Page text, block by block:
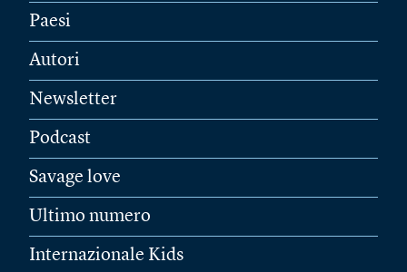
Paesi
Autori
Newsletter
Podcast
Savage love
Ultimo numero
Internazionale Kids